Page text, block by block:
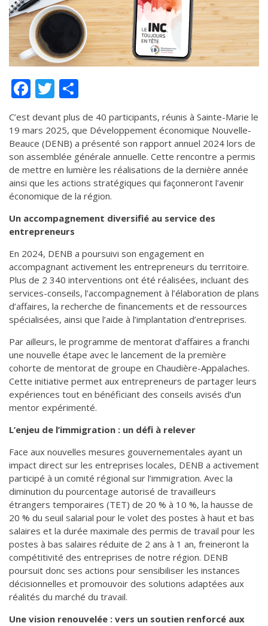
de solidarité
Futurpreneur
Toile entrepreneuriale Nouvelle-
Beauce
Facebook
Twitter
C’est devant plus de 40 participants, réunis à Sainte-Marie le
19 mars 2025, que Développement économique Nouvelle-
Beauce (DENB) a présenté son rapport annuel 2024 lors de
son assemblée générale annuelle. Cette rencontre a permis
de mettre en lumière les réalisations de la dernière année
ainsi que les actions stratégiques qui façonneront l’avenir
économique de la région.
Un accompagnement diversifié au service des
entrepreneurs
En 2024, DENB a poursuivi son engagement en
accompagnant activement les entrepreneurs du territoire.
Plus de 2 340 interventions ont été réalisées, incluant des
services-conseils, l’accompagnement à l’élaboration de plans
d’affaires, la recherche de financements et de ressources
spécialisées, ainsi que l’aide à l’implantation d’entreprises.
Par ailleurs, le programme de mentorat d’affaires a franchi
une nouvelle étape avec le lancement de la première
cohorte de mentorat de groupe en Chaudière-Appalaches.
Cette initiative permet aux entrepreneurs de partager leurs
expériences tout en bénéficiant des conseils avisés d’un
mentor expérimenté.
L’enjeu de l’immigration : un défi à relever
Face aux nouvelles mesures gouvernementales ayant un
impact direct sur les entreprises locales, DENB a activement
participé à un comité régional sur l’immigration. Avec la
diminution du pourcentage autorisé de travailleurs
étrangers temporaires (TET) de 20 % à 10 %, la hausse de
20 % du seuil salarial pour le volet des postes à haut et bas
salaires et la durée maximale des permis de travail pour les
postes à bas salaires réduite de 2 ans à 1 an, freineront la
compétitivité des entreprises de notre région. DENB
poursuit donc ses actions pour sensibiliser les instances
décisionnelles et promouvoir des solutions adaptées aux
réalités du marché du travail.
Une vision renouvelée : vers un soutien renforcé aux